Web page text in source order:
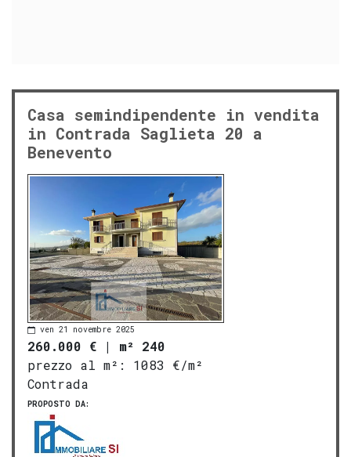
Casa semindipendente in vendita
in Contrada Saglieta 20 a
Benevento
ven 21 novembre 2025
260.000 € | m² 240
prezzo al m²:
1083 €/m²
Contrada
PROPOSTO DA: